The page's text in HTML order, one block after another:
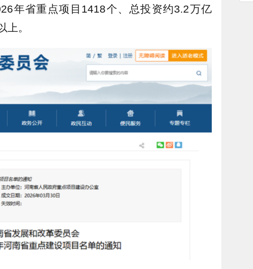
年省重点项目1418个、总投资约3.2万亿
上。